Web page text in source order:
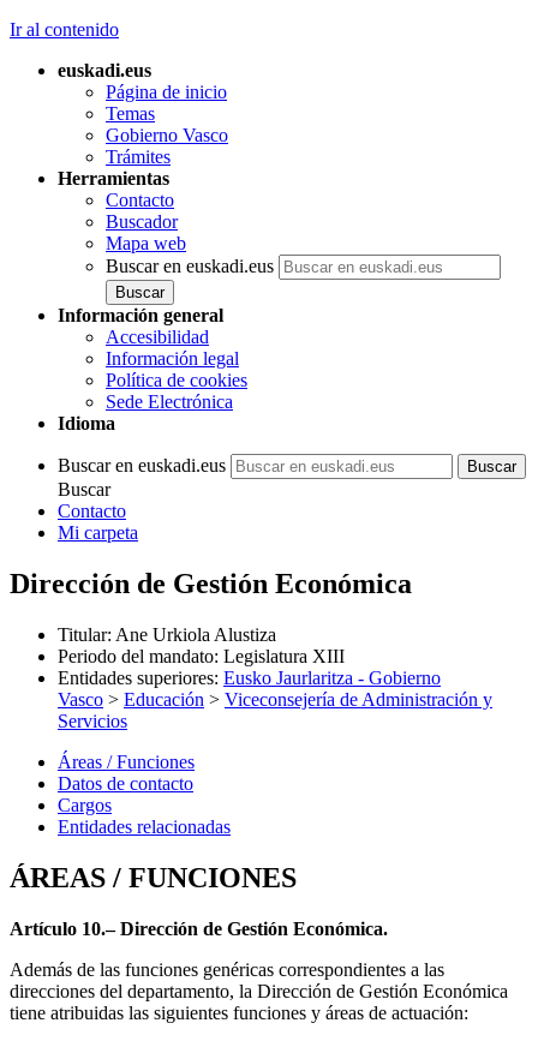
Ir al contenido
euskadi.eus
Página de inicio
Temas
Gobierno Vasco
Trámites
Herramientas
Contacto
Buscador
Mapa web
Buscar en euskadi.eus
Información general
Accesibilidad
Información legal
Política de cookies
Sede Electrónica
Idioma
Buscar en euskadi.eus
Buscar
Contacto
Mi carpeta
Dirección de Gestión Económica
Titular: Ane Urkiola Alustiza
Periodo del mandato: Legislatura XIII
Entidades superiores: Eusko Jaurlaritza - Gobierno
Vasco > Educación > Viceconsejería de Administración y
Servicios
Áreas / Funciones
Datos de contacto
Cargos
Entidades relacionadas
ÁREAS / FUNCIONES
Artículo 10.– Dirección de Gestión Económica.
Además de las funciones genéricas correspondientes a las
direcciones del departamento, la Dirección de Gestión Económica
tiene atribuidas las siguientes funciones y áreas de actuación: